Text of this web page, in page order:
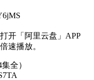
开「阿里云盘」APP
速播放。
全）